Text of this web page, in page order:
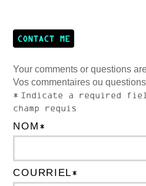
CONTACT ME
Your comments or questions
Vos commentaires ou
* Indicate a required
champ requis
NOM *
COURRIEL*